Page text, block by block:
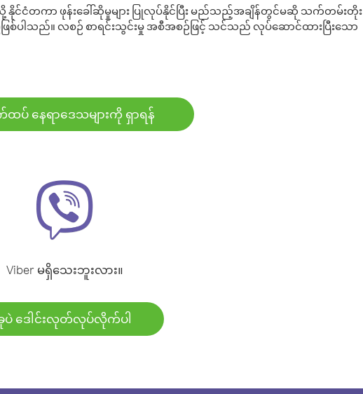
သို့ နိုင်ငံတကာ ဖုန်းခေါ်ဆိုမှုများ ပြုလုပ်နိုင်ပြီး မည်သည့်အချိန်တွင်မဆို သက်တမ်းတိုး
ါသည်။ လစဉ် စာရင်းသွင်းမှု အစီအစဉ်ဖြင့် သင်သည် လုပ်ဆောင်ထားပြီးသော
ထပ် နေရာဒေသများကို ရှာရန်
Viber မရှိသေးဘူးလား။
ပဲ ဒေါင်းလုတ်လုပ်လိုက်ပါ